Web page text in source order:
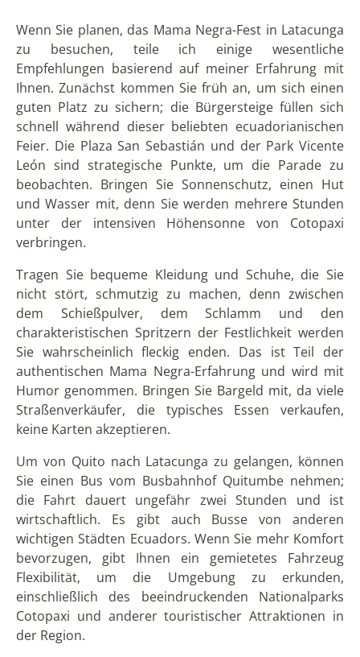
Wenn Sie planen, das Mama Negra-Fest in Latacunga
zu besuchen, teile ich einige wesentliche
Empfehlungen basierend auf meiner Erfahrung mit
Ihnen. Zunächst kommen Sie früh an, um sich einen
guten Platz zu sichern; die Bürgersteige füllen sich
schnell während dieser beliebten ecuadorianischen
Feier. Die Plaza San Sebastián und der Park Vicente
León sind strategische Punkte, um die Parade zu
beobachten. Bringen Sie Sonnenschutz, einen Hut
und Wasser mit, denn Sie werden mehrere Stunden
unter der intensiven Höhensonne von Cotopaxi
verbringen.
Tragen Sie bequeme Kleidung und Schuhe, die Sie
nicht stört, schmutzig zu machen, denn zwischen
dem Schießpulver, dem Schlamm und den
charakteristischen Spritzern der Festlichkeit werden
Sie wahrscheinlich fleckig enden. Das ist Teil der
authentischen Mama Negra-Erfahrung und wird mit
Humor genommen. Bringen Sie Bargeld mit, da viele
Straßenverkäufer, die typisches Essen verkaufen,
keine Karten akzeptieren.
Um von Quito nach Latacunga zu gelangen, können
Sie einen Bus vom Busbahnhof Quitumbe nehmen;
die Fahrt dauert ungefähr zwei Stunden und ist
wirtschaftlich. Es gibt auch Busse von anderen
wichtigen Städten Ecuadors. Wenn Sie mehr Komfort
bevorzugen, gibt Ihnen ein gemietetes Fahrzeug
Flexibilität, um die Umgebung zu erkunden,
einschließlich des beeindruckenden Nationalparks
Cotopaxi und anderer touristischer Attraktionen in
der Region.